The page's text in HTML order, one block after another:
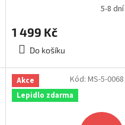
5-8 dní
1 499 Kč
Do košíku
Akce
Lepidlo zdarma
Kód:MS-5-0068